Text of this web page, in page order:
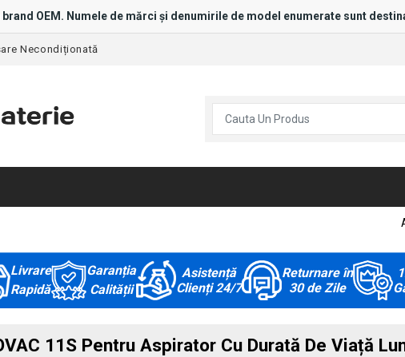
OEM. Numele de mărci și denumirile de model enumerate sunt
Necondiționată
Livrare
Rapidă
Garanția
Calității
Asistență
Clienți 24/7
Returnare în
30 de Zile
11S Pentru Aspirator Cu Durată De Viață